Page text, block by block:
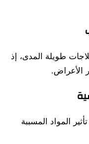
طويلة المدى، إذ
الأعراض.
المواد المسببة